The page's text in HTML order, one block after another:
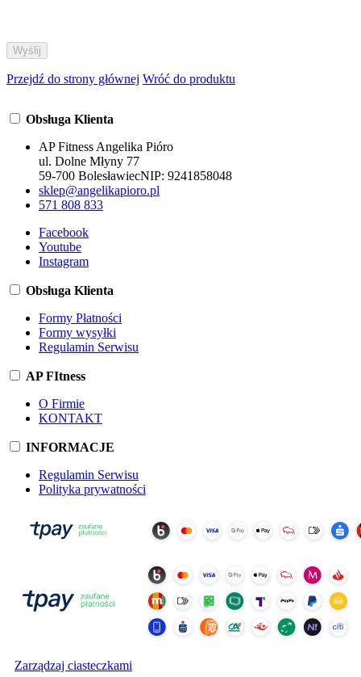
Przejdź do strony głównej Wróć do produktu
Obsługa Klienta
AP Fitness Angelika Pióro
ul. Dolne Młyny 77
59-700 BolesławiecNIP: 9241858048
sklep@angelikapioro.pl
571 808 833
Facebook
Youtube
Instagram
Obsługa Klienta
Formy Płatności
Formy wysyłki
Regulamin Serwisu
AP FItness
O Firmie
KONTAKT
INFORMACJE
Regulamin Serwisu
Polityka prywatności
Zarządzaj ciasteczkami